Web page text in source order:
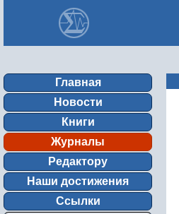
Главная
Новости
Книги
Журналы
Редактору
Наши достижения
Ссылки